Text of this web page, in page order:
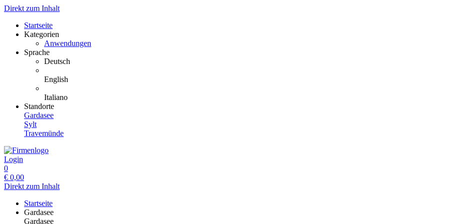
Direkt zum Inhalt
Startseite
Kategorien
Anwendungen
Sprache
Deutsch
English
Italiano
Standorte
Gardasee
Sylt
Travemünde
Login
0
€ 0,00
Direkt zum Inhalt
Startseite
Gardasee
Gardasee